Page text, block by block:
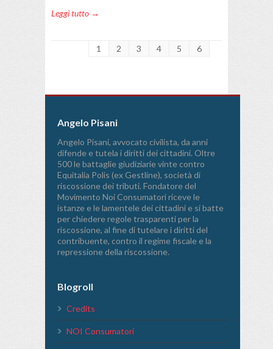
Leggi tutto →
1 2 3 4 5 6
Angelo Pisani
Angelo Pisani, avvocato civilista, da anni
difende e tutela i diritti dei cittadini. Oltre
500 le battaglie giudiziarie vinte contro
Equitalia Polis (ex Gestline), società di
riscossione dei tributi. Fondatore del
Movimento Noi Consumatori riceve le
istanze e le lamentele dei cittadini e si batte
per chiedere regole trasparenti per la
riscossione, al fine di tutelare i diritti del
contribuente, contro il regime fiscale e la
repressione della riscossione.
Blogroll
Credits
NOI Consumatori